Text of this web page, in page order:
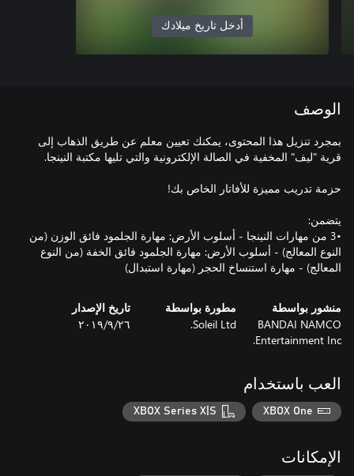
أدخل تاريخ ميلادك
الوصف
بمجرد تنزيل هذا المحتوى، يمكنك تعيين معلم عن طريق الذهاب إلى
•3 من مهارات النينجا - أسلوب الأرض: مهارة الجلمود فائق الوزن (من
النوع المعالج) - أسلوب الأرض: مهارة الجلمود فائق الخفة (من النوع
المعالج) - مهارة استنساخ الحجر (مهارة استبدال)
منشور بواسطة
BANDAI NAMCO
Entertainment Inc.
مطورة بواسطة
Soleil Ltd.
تاريخ الإصدار
٢٦‏/٩‏/٢٠١٩
العب باستخدام
XBOX One
XBOX Series X|S
الإمكانات